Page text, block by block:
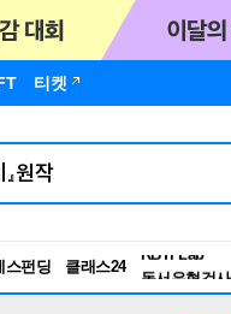
티켓
스펀딩 클래스24
독서유형검사
RBTI Lab